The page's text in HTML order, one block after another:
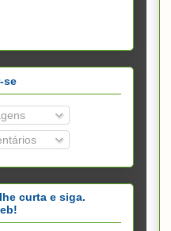
se
curta e siga.